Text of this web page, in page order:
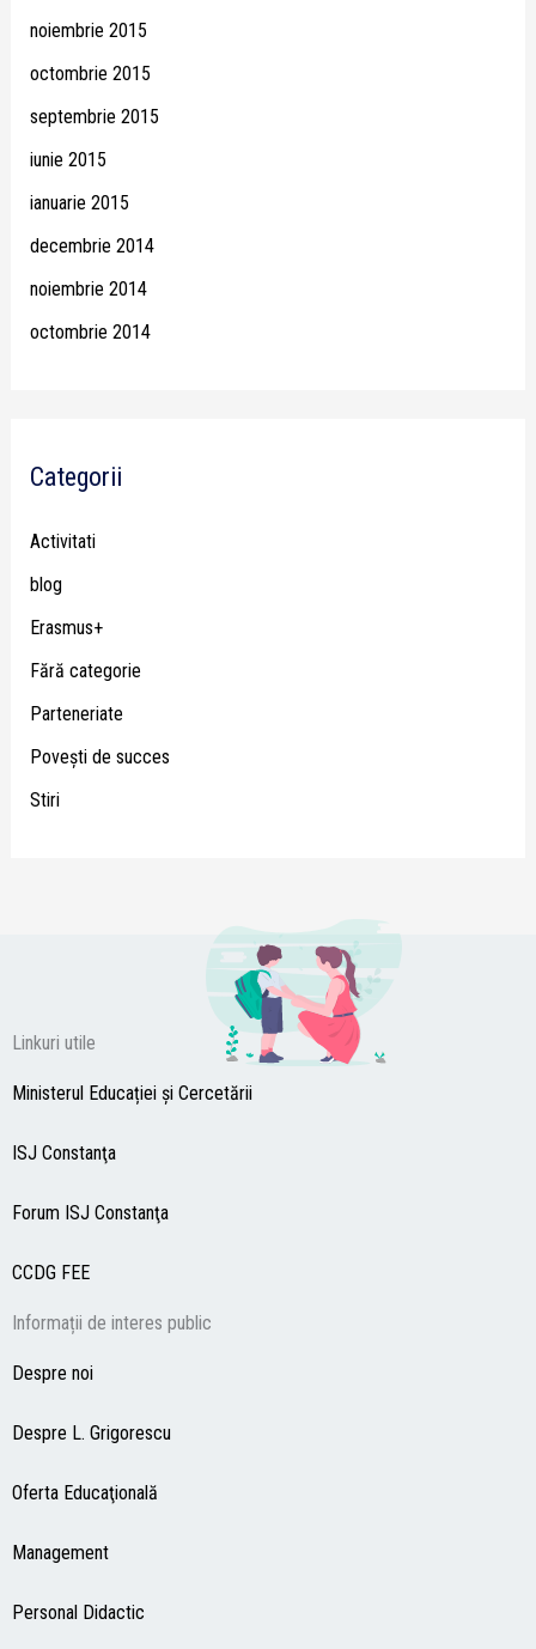
noiembrie 2015
octombrie 2015
septembrie 2015
iunie 2015
ianuarie 2015
decembrie 2014
noiembrie 2014
octombrie 2014
Categorii
Activitati
blog
Erasmus+
Fără categorie
Parteneriate
Poveşti de succes
Stiri
Linkuri utile
Ministerul Educației și Cercetării
ISJ Constanţa
Forum ISJ Constanţa
CCDG FEE
Informații de interes public
Despre noi
Despre L. Grigorescu
Oferta Educaţională
Management
Personal Didactic